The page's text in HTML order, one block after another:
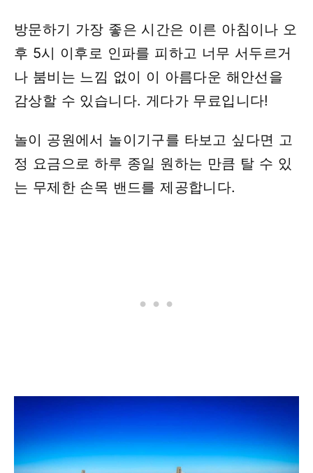
방문하기 가장 좋은 시간은 이른 아침이나 오
후 5시 이후로 인파를 피하고 너무 서두르거
나 붐비는 느낌 없이 이 아름다운 해안선을
감상할 수 있습니다. 게다가 무료입니다!
놀이 공원에서 놀이기구를 타보고 싶다면 고
정 요금으로 하루 종일 원하는 만큼 탈 수 있
는 무제한 손목 밴드를 제공합니다.